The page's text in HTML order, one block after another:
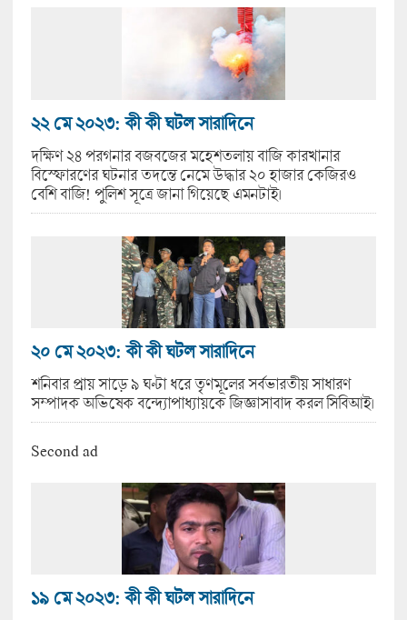
২২ মে ২০২৩: কী কী ঘটল সারাদিনে
দক্ষিণ ২৪ পরগনার বজবজের মহেশতলায় বাজি কারখানার
বিস্ফোরণের ঘটনার তদন্তে নেমে উদ্ধার ২০ হাজার কেজিরও
বেশি বাজি! পুলিশ সূত্রে জানা গিয়েছে এমনটাই।
২০ মে ২০২৩: কী কী ঘটল সারাদিনে
শনিবার প্রায় সাড়ে ৯ ঘণ্টা ধরে তৃণমূলের সর্বভারতীয় সাধারণ
সম্পাদক অভিষেক বন্দ্যোপাধ্যায়কে জিজ্ঞাসাবাদ করল সিবিআই।
Second ad
১৯ মে ২০২৩: কী কী ঘটল সারাদিনে